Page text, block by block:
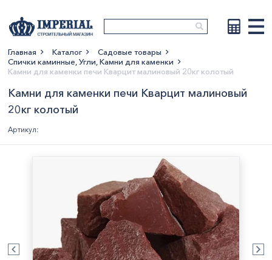
Показать больше
Главная Каталог
Садовые товары
Спички каминные, Угли, Камни для каменки
Камни для каменки печи Кварцит малиновый 20кг колотый
Камни для каменки печи Кварцит малиновый
20кг колотый
Артикул: